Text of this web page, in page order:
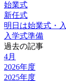
始業式
新任式
明日は始業式・
入学式準備
過去の記事
4月
2026年度
2025年度